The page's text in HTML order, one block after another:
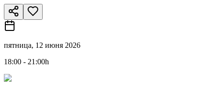
пятница, 12 июня 2026
18:00 - 21:00h